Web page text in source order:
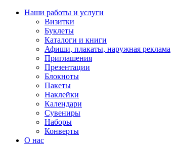
Наши работы и услуги
Визитки
Буклеты
Каталоги и книги
Афиши, плакаты, наружная реклама
Приглашения
Презентации
Блокноты
Пакеты
Наклейки
Календари
Сувениры
Наборы
Конверты
О нас